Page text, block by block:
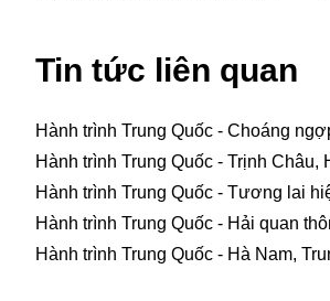
hoạt động
Tin tức liên quan
Hành trình Trung Quốc - Choáng
Hành trình Trung Quốc - Trịnh
Hành trình Trung Quốc - Tương lai
Hành trình Trung Quốc - Hải quan
Hành trình Trung Quốc - Hà Nam,